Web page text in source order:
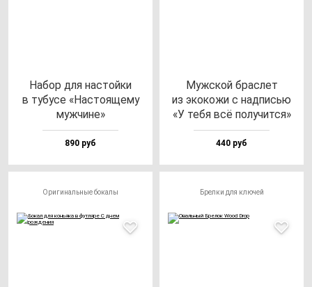
Набор для нас­той­ки
в ту­бу­се «Нас­то­яще­му
муж­чи­не»
890 руб
Муж­ской брас­лет
из эко­ко­жи с над­писью
«У те­бя всё по­лу­чит­ся»
440 руб
Оригинальные бокалы Брелки для ключей